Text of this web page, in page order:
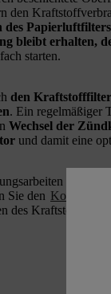
den
des Papierluftfilters
bleibt erhalten,
starten.
den
. Ein regelmäßiger
Wechsel der
und damit eine
Sie den
des